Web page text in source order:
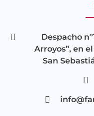
Despacho
Arroyos”, en
San